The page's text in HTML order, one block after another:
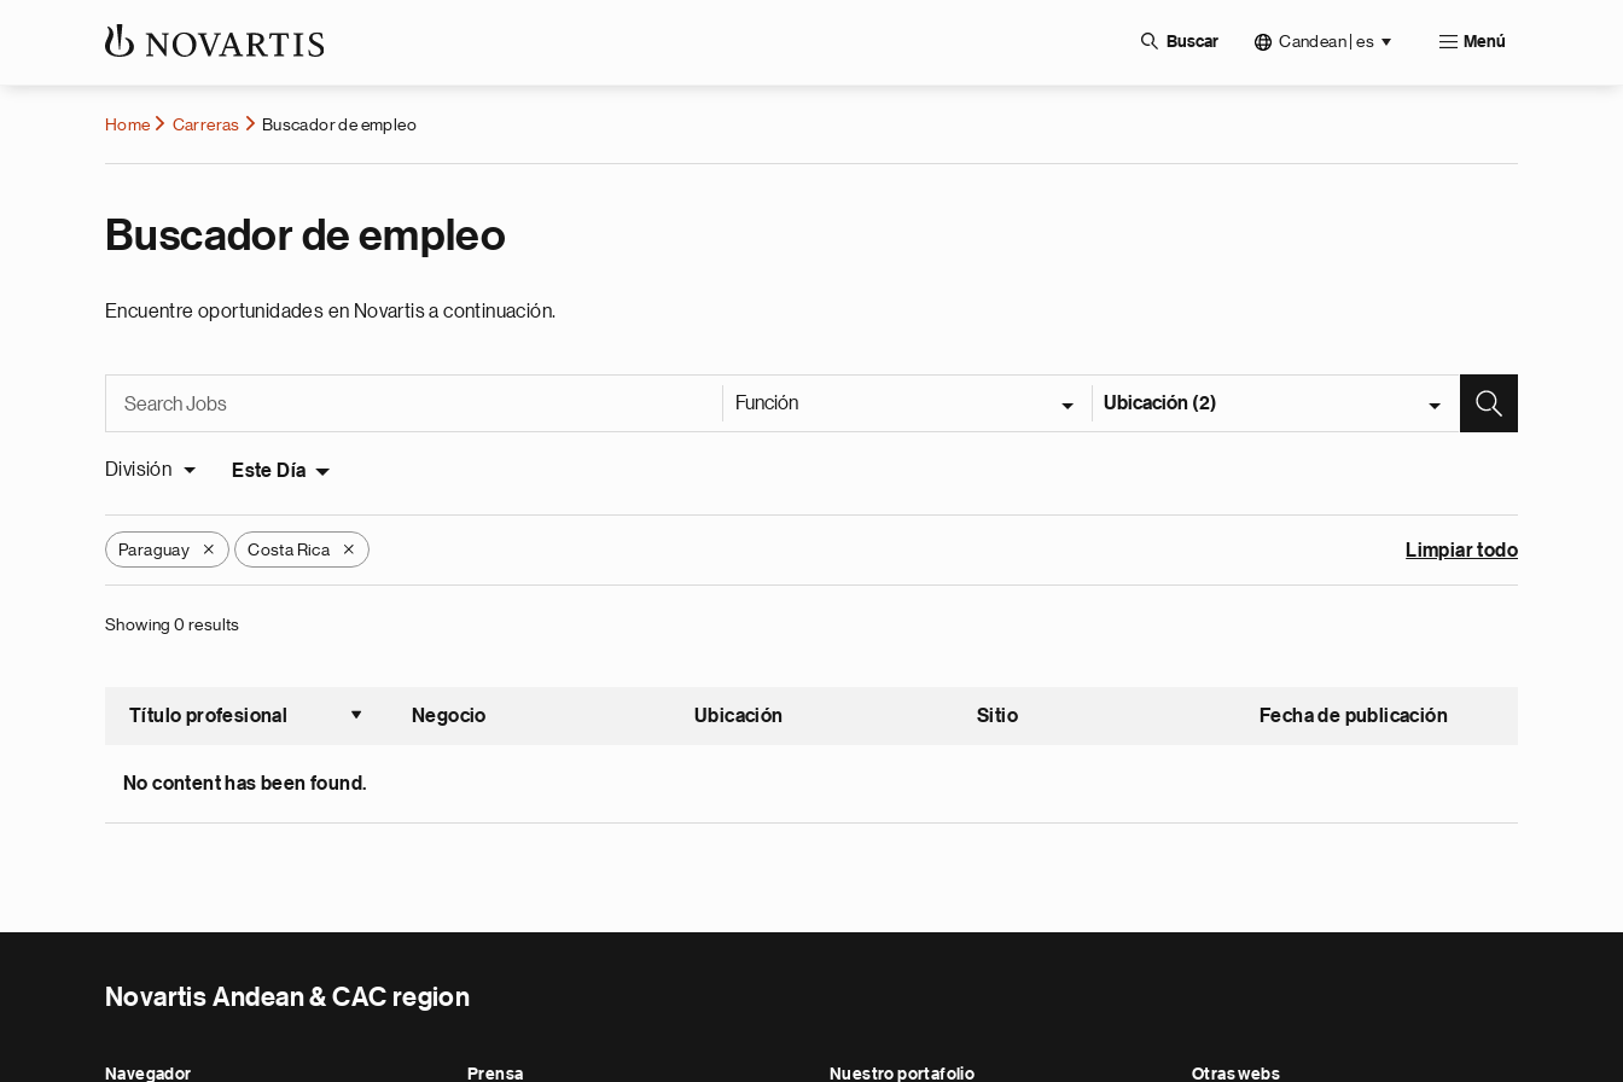
Buscar Candean | es Menú
Home Carreras Buscador de empleo
Buscador de empleo
Encuentre oportunidades en Novartis a continuación.
Función Ubicación (2)
División Este Día
Paraguay X Costa Rica X Limpiar todo
Showing 0 results
Título profesional
Ordenar ascendente
Negocio Ubicación Sitio Fecha de publicación
No content has been found.
Novartis Andean & CAC region
Navegador Prensa Nuestro portafolio Otras webs